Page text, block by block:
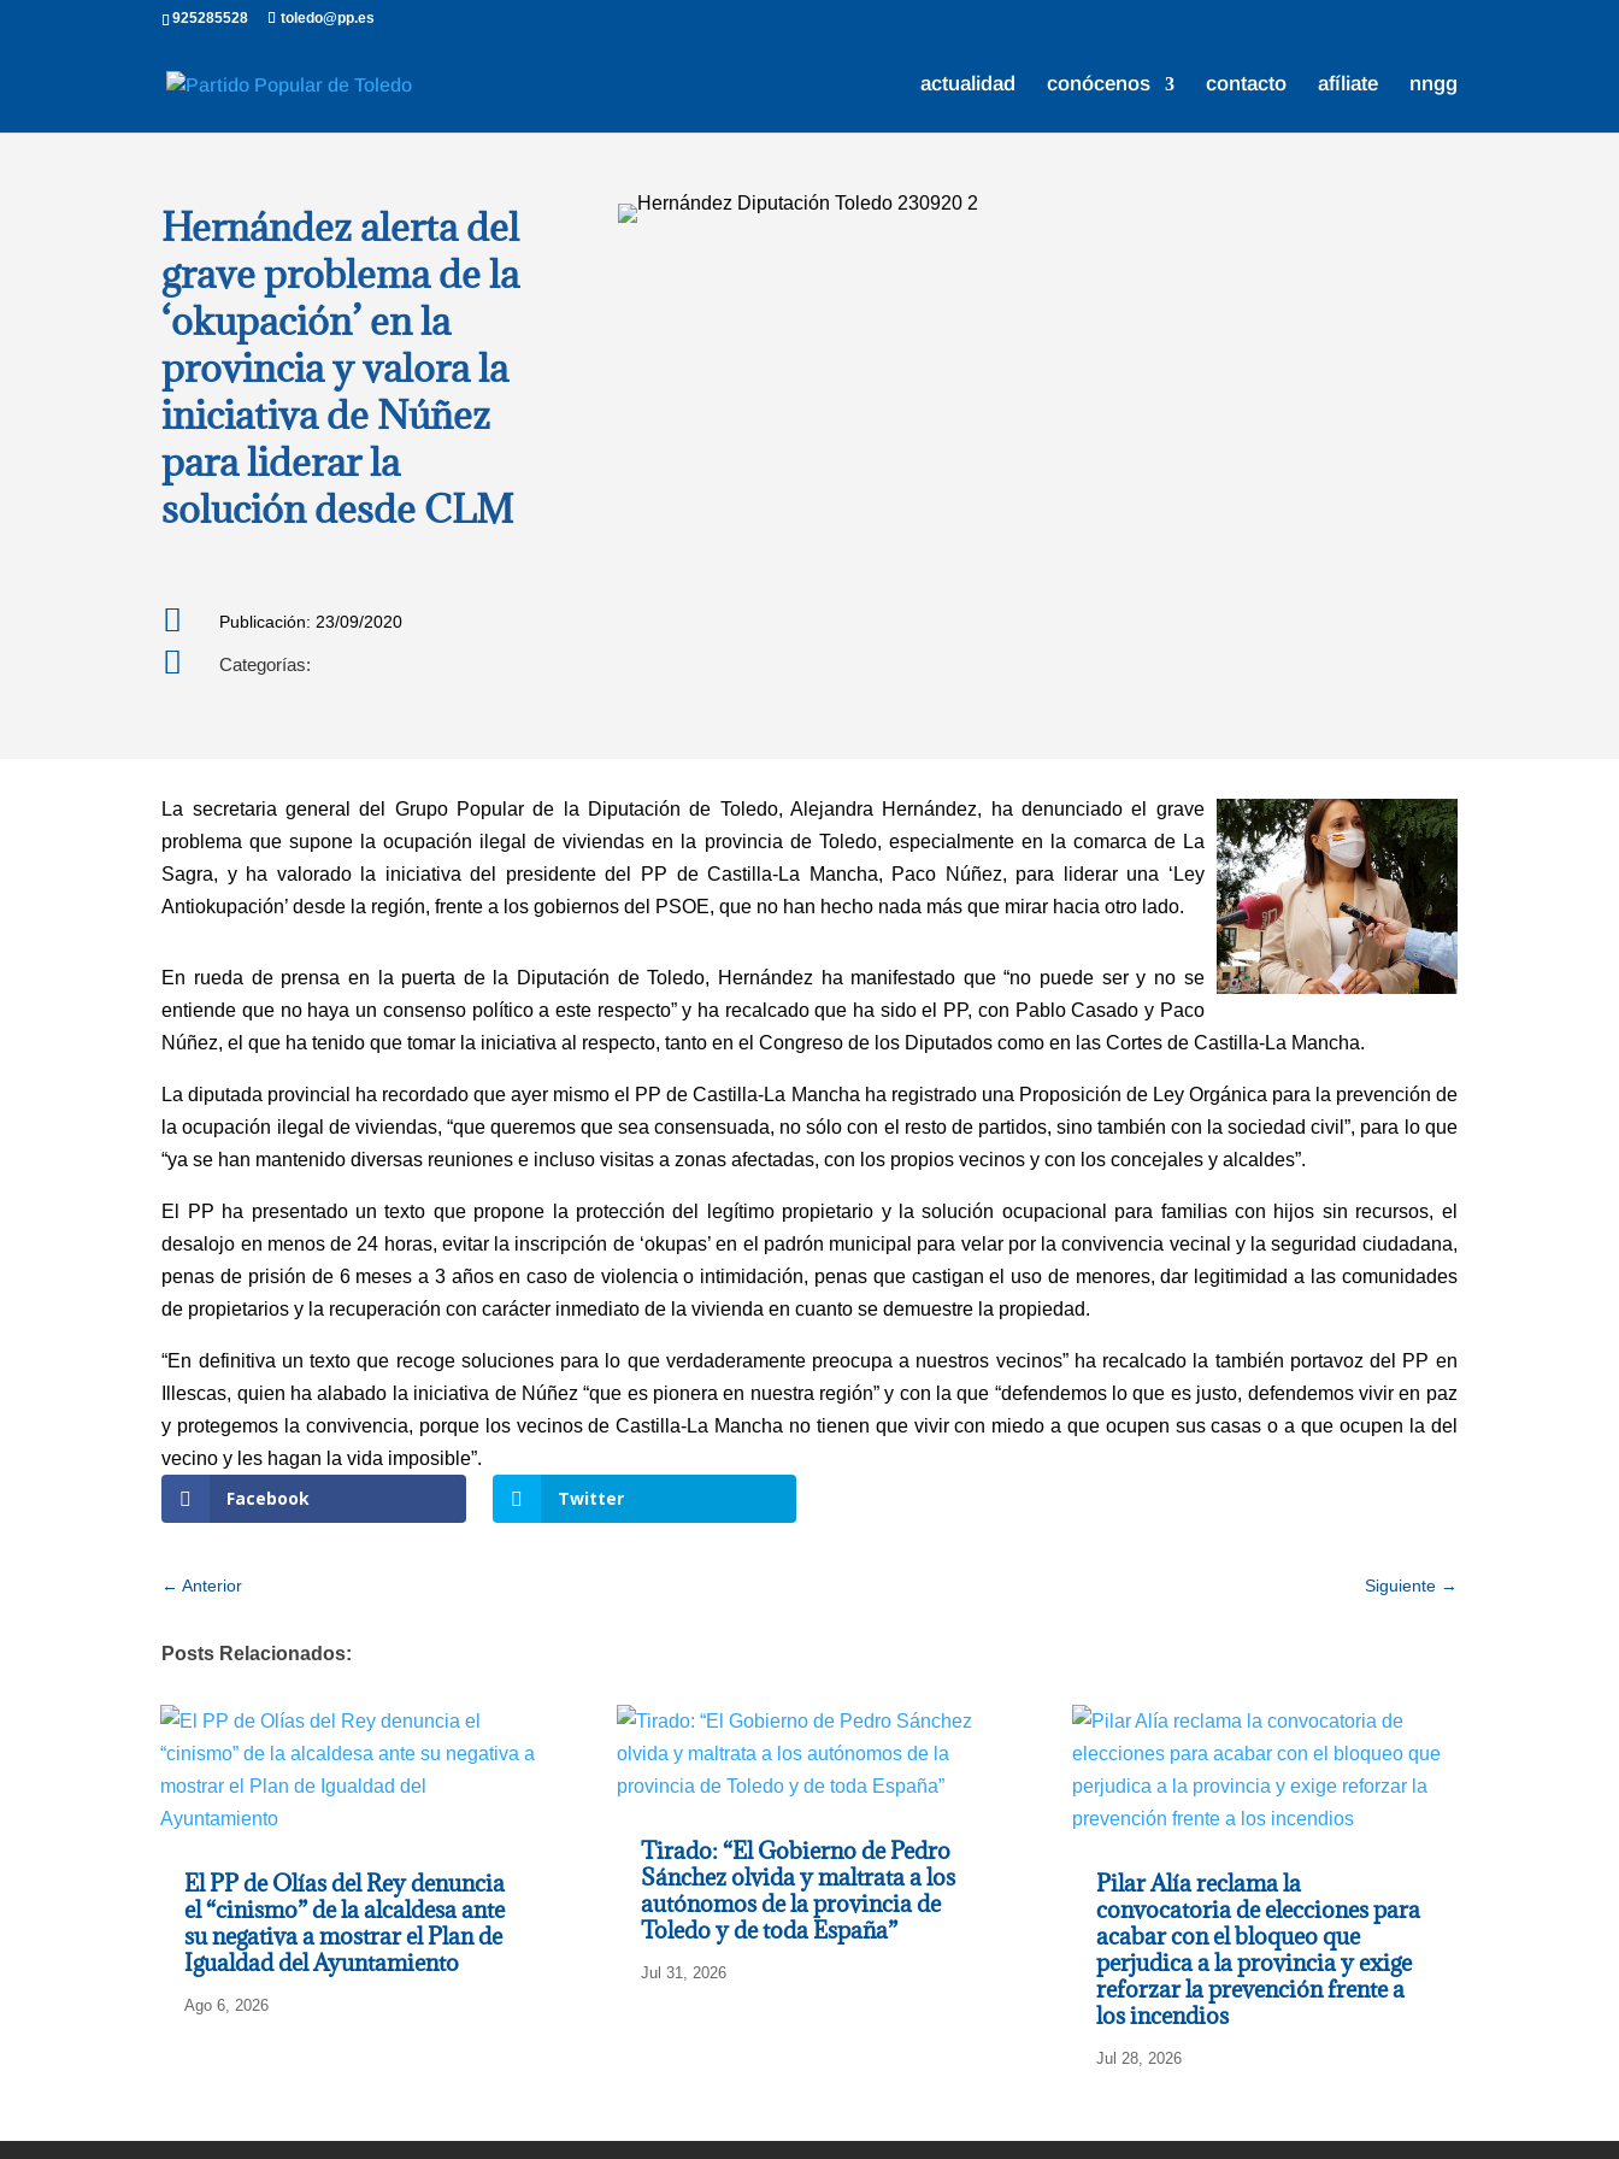
925285528 toledo@pp.es
actualidad conócenos contacto afíliate nngg
Hernández alerta del
grave problema de la
‘okupación’ en la
provincia y valora la
iniciativa de Núñez
para liderar la
solución desde CLM
 Publicación: 23/09/2020
 Categorías:
La secretaria general del Grupo Popular de la Diputación de Toledo, Alejandra Hernández, ha denunciado el grave
problema que supone la ocupación ilegal de viviendas en la provincia de Toledo, especialmente en la comarca de La
Sagra, y ha valorado la iniciativa del presidente del PP de Castilla-La Mancha, Paco Núñez, para liderar una ‘Ley
Antiokupación’ desde la región, frente a los gobiernos del PSOE, que no han hecho nada más que mirar hacia otro lado.
En rueda de prensa en la puerta de la Diputación de Toledo, Hernández ha manifestado que “no puede ser y no se
entiende que no haya un consenso político a este respecto” y ha recalcado que ha sido el PP, con Pablo Casado y Paco
Núñez, el que ha tenido que tomar la iniciativa al respecto, tanto en el Congreso de los Diputados como en las Cortes de Castilla-La Mancha.
La diputada provincial ha recordado que ayer mismo el PP de Castilla-La Mancha ha registrado una Proposición de Ley Orgánica para la prevención de
la ocupación ilegal de viviendas, “que queremos que sea consensuada, no sólo con el resto de partidos, sino también con la sociedad civil”, para lo que
“ya se han mantenido diversas reuniones e incluso visitas a zonas afectadas, con los propios vecinos y con los concejales y alcaldes”.
El PP ha presentado un texto que propone la protección del legítimo propietario y la solución ocupacional para familias con hijos sin recursos, el
desalojo en menos de 24 horas, evitar la inscripción de ‘okupas’ en el padrón municipal para velar por la convivencia vecinal y la seguridad ciudadana,
penas de prisión de 6 meses a 3 años en caso de violencia o intimidación, penas que castigan el uso de menores, dar legitimidad a las comunidades
de propietarios y la recuperación con carácter inmediato de la vivienda en cuanto se demuestre la propiedad.
“En definitiva un texto que recoge soluciones para lo que verdaderamente preocupa a nuestros vecinos” ha recalcado la también portavoz del PP en
Illescas, quien ha alabado la iniciativa de Núñez “que es pionera en nuestra región” y con la que “defendemos lo que es justo, defendemos vivir en paz
y protegemos la convivencia, porque los vecinos de Castilla-La Mancha no tienen que vivir con miedo a que ocupen sus casas o a que ocupen la del
vecino y les hagan la vida imposible”.
Facebook Twitter
←Anterior Siguiente→
Posts Relacionados:
El PP de Olías del Rey denuncia
el “cinismo” de la alcaldesa ante
su negativa a mostrar el Plan de
Igualdad del Ayuntamiento
Ago 6, 2026
Tirado: “El Gobierno de Pedro
Sánchez olvida y maltrata a los
autónomos de la provincia de
Toledo y de toda España”
Jul 31, 2026
Pilar Alía reclama la
convocatoria de elecciones para
acabar con el bloqueo que
perjudica a la provincia y exige
reforzar la prevención frente a
los incendios
Jul 28, 2026